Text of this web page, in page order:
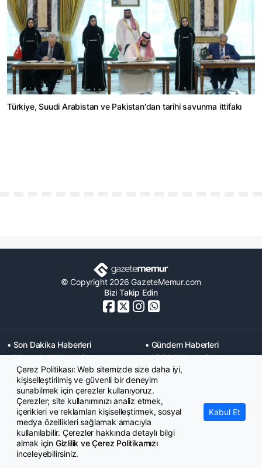
Türkiye, Suudi Arabistan ve Pakistan'dan tarihi savunma ittifakı
© Copyright 2026 GazeteMemur.com
Bizi Takip Edin
• Son Dakika Haberleri
• Gündem Haberleri
• Memurlar Haberleri
• KPSS Haberleri
• Ekonomi Haberleri
• Eğitim Haberleri
• Yaşam Haberleri
• Maaş Verileri Haberleri
• Mahkeme Kararları
Haberleri
Çerez Politikası: Web sitemizde size daha iyi,
kişiselleştirilmiş ve güvenli bir deneyim
sunabilmek için çerezler kullanıyoruz.
Çerezler; site kullanımınızı analiz etmek,
içerikleri ve reklamları kişiselleştirmek, sosyal
medya özellikleri sağlamak amacıyla
kullanılabilir. Çerezler hakkında detaylı bilgi
almak için Gizlilik ve Çerez Politikamızı
inceleyebilirsiniz.
Kabul Et